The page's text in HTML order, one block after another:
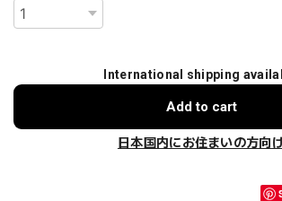
International shipping
Add to cart
日本国内にお住まいの方向